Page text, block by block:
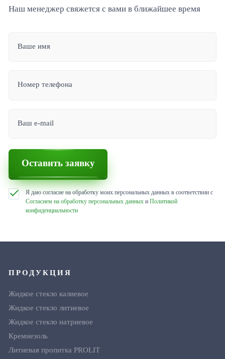
Наш менеджер свяжется с вами в ближайшее время
Ваше имя
Номер телефона
Ваш e-mail
Оставить заявку
Я даю согласие на обработку моих персональных данных в соответствии с
Согласием на обработку персональных данных и Политикой
конфиденциальности
ПРОДУКЦИЯ
Жидкое стекло калиевое
Жидкое стекло литиевое
Жидкое стекло натриевое
Кремнезоль
Литиевая пропитка PROLIT